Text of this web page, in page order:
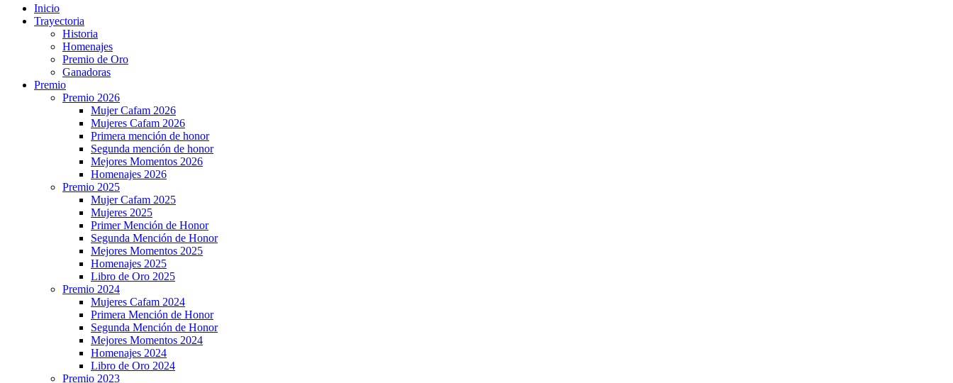
Inicio
Trayectoria
Historia
Homenajes
Premio de Oro
Ganadoras
Premio
Premio 2026
Mujer Cafam 2026
Mujeres Cafam 2026
Primera mención de honor
Segunda mención de honor
Mejores Momentos 2026
Homenajes 2026
Premio 2025
Mujer Cafam 2025
Mujeres 2025
Primer Mención de Honor
Segunda Mención de Honor
Mejores Momentos 2025
Homenajes 2025
Libro de Oro 2025
Premio 2024
Mujeres Cafam 2024
Primera Mención de Honor
Segunda Mención de Honor
Mejores Momentos 2024
Homenajes 2024
Libro de Oro 2024
Premio 2023